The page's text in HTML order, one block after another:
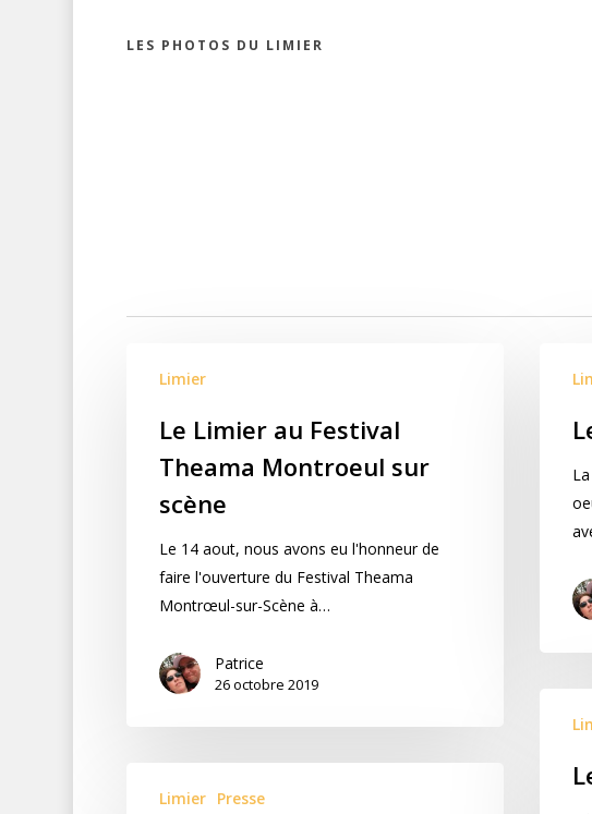
LES PHOTOS DU LIMIER
Limier
Le Limier au Festival
Theama Montroeul sur
scène
Le 14 aout, nous avons eu l'honneur de
faire l'ouverture du Festival Theama
Montrœul-sur-Scène à…
Patrice
26 octobre 2019
Limier Presse